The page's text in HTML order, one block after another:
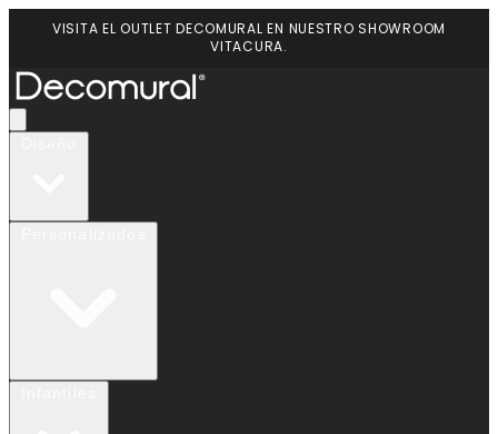
VISITA EL OUTLET DECOMURAL EN NUESTRO SHOWROOM
VITACURA.